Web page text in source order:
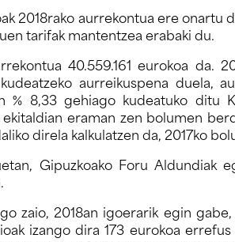
2018rako aurrekontua ere onartu
tarifak mantentzea erabaki du.
40.559.161 eurokoa da.
aurreikuspena duela,
% 8,33 gehiago kudeatuko ditu
eraman zen bolumen
direla kalkulatzen da, 2017ko
Gipuzkoako Foru Aldundiak
zaio, 2018an igoerarik egin
izango dira 173 eurokoa